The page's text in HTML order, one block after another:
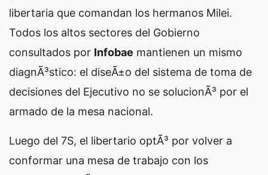
libertaria que comandan los hermanos Milei.
Todos los altos sectores del Gobierno
consultados por Infobae mantienen un mismo
diagnÃ³stico: el diseÃ±o del sistema de toma de
decisiones del Ejecutivo no se solucionÃ³ por el
armado de la mesa nacional.
Luego del 7S, el libertario optÃ³ por volver a
conformar una mesa de trabajo con los